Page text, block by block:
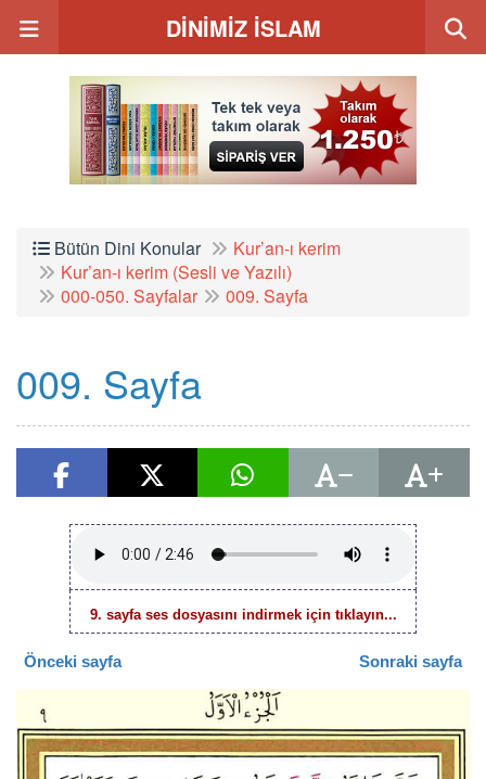
DİNİMİZ İSLAM
Bütün Dini Konular
Kur’an-ı kerim
Kur’an-ı kerim (Sesli ve Yazılı)
000-050. Sayfalar
009. Sayfa
009. Sayfa
9. sayfa ses dosyasını indirmek için tıklayın...
Önceki sayfa Sonraki sayfa